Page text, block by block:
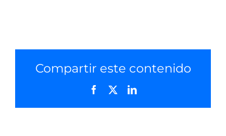
Compartir este contenido
Facebook LinkedIn